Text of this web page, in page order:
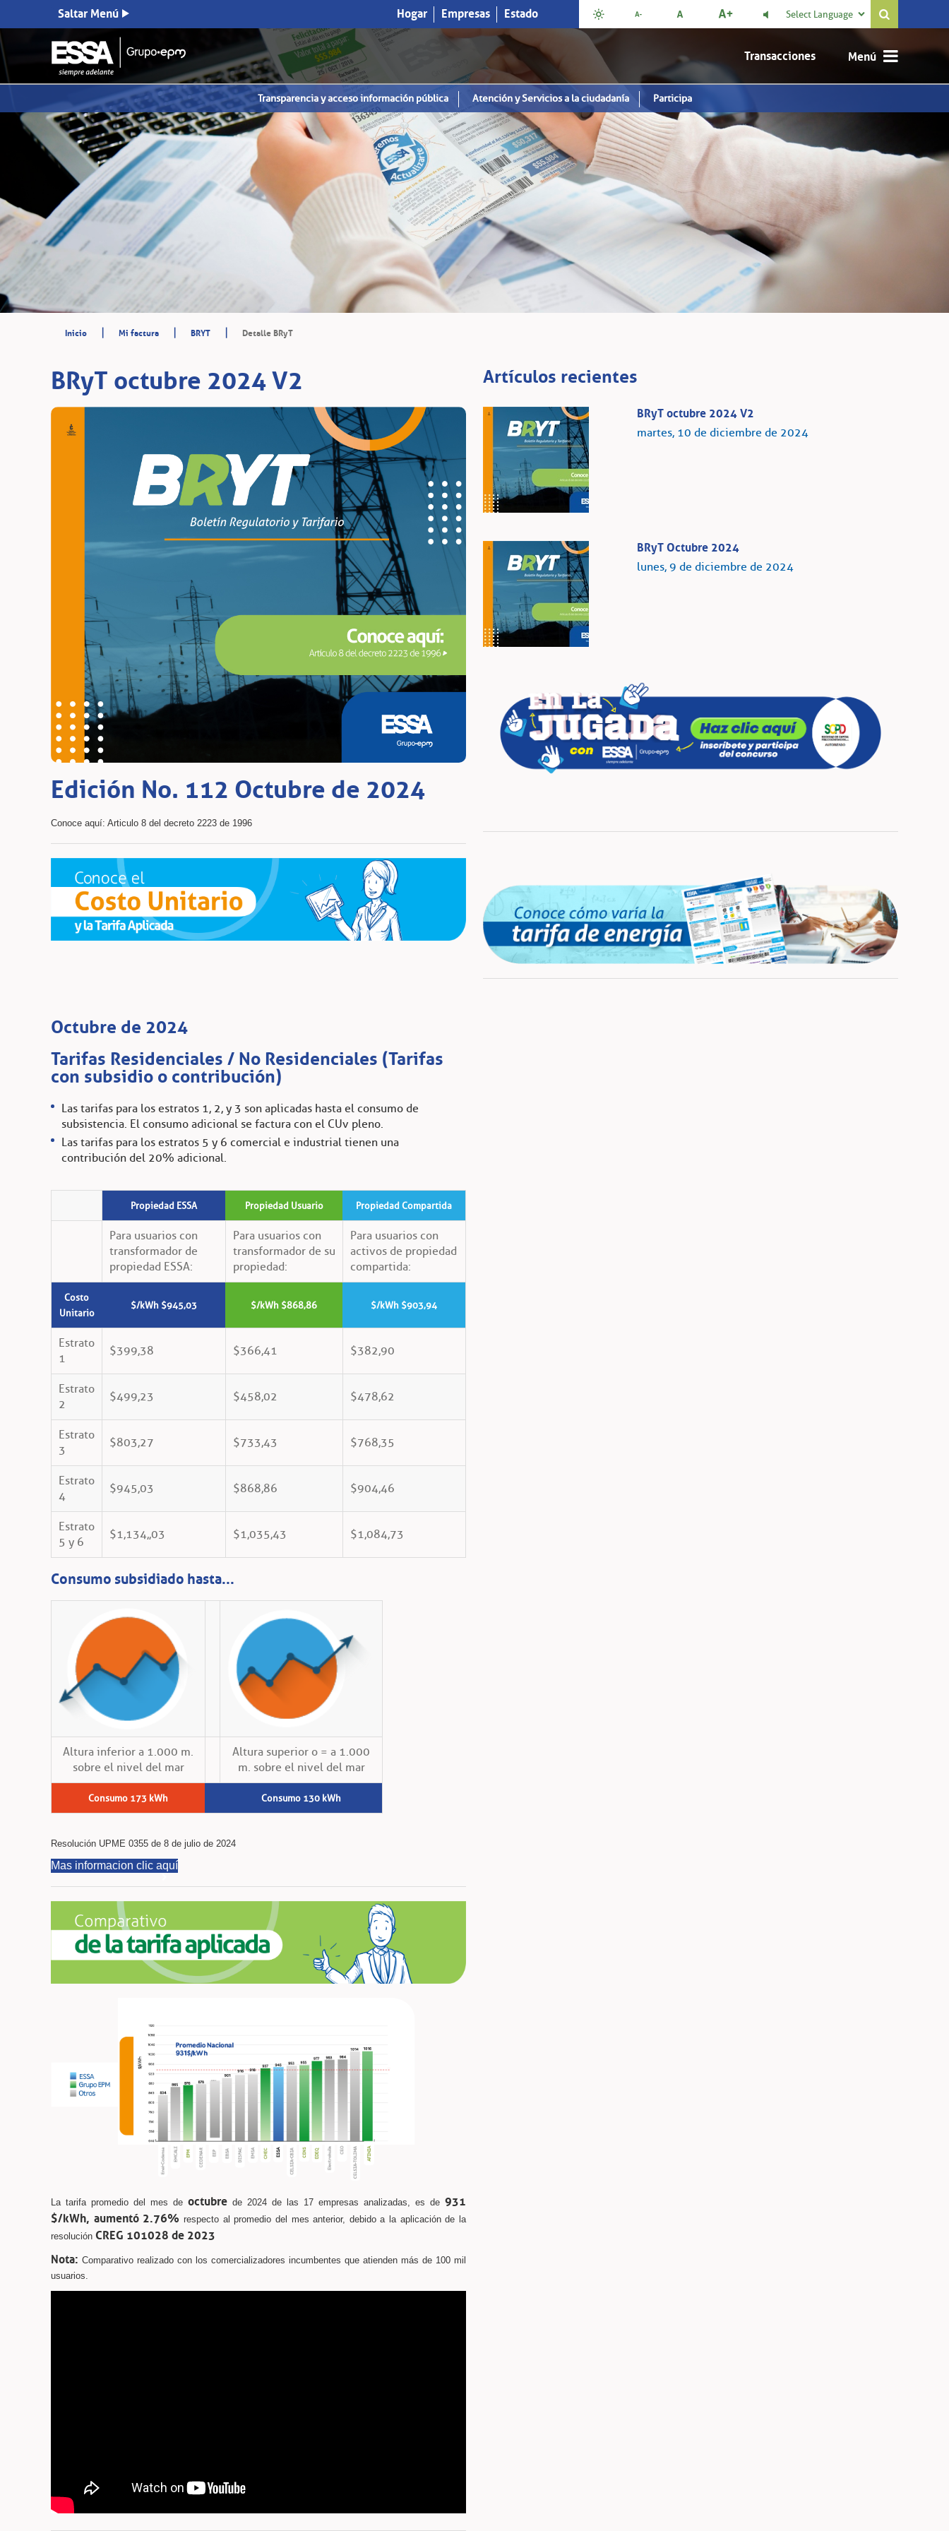
Saltar Menú Hogar Empresas Estado Select Language 
Transacciones
Transparencia y acceso información pública Atención y Servicios a la ciudadanía Participa
Inicio | Mi factura | BRYT | Detalle BRyT
BRyT octubre 2024 V2
Edición No. 112 Octubre de 2024
Conoce aquí: Articulo 8 del decreto 2223 de 1996
Octubre de 2024
Tarifas Residenciales / No Residenciales (Tarifas
con subsidio o contribución)
Las tarifas para los estratos 1, 2, y 3 son aplicadas hasta el consumo de
subsistencia. El consumo adicional se factura con el CUv pleno.
Las tarifas para los estratos 5 y 6 comercial e industrial tienen una
contribución del 20% adicional.
Propiedad ESSA Propiedad Usuario Propiedad Compartida
Para usuarios con
transformador de
propiedad ESSA:
Para usuarios con
transformador de su
propiedad:
Para usuarios con
activos de propiedad
compartida:
Costo
Unitario
$/kWh $945,03 $/kWh $868,86 $/kWh $903,94
Estrato
1
$399,38 $366,41 $382,90
Estrato
2
$499,23 $458,02 $478,62
Estrato
3
$803,27 $733,43 $768,35
Estrato
4
$945,03 $868,86 $904,46
Estrato
5 y 6
$1,134,,03 $1,035,43 $1,084,73
Consumo subsidiado hasta...
Altura inferior a 1.000 m.
sobre el nivel del mar
Altura superior o = a 1.000
m. sobre el nivel del mar
Consumo 173 kWh Consumo 130 kWh
Resolución UPME 0355 de 8 de julio de 2024
Mas informacion clic aquí
La tarifa promedio del mes de octubre de 2024 de las 17 empresas analizadas, es de 931
$/kWh, aumentó 2.76% respecto al promedio del mes anterior, debido a la aplicación de la
resolución CREG 101028 de 2023
Nota: Comparativo realizado con los comercializadores incumbentes que atienden más de 100 mil
usuarios.
Artículos recientes
BRyT octubre 2024 V2
martes, 10 de diciembre de 2024
BRyT Octubre 2024
lunes, 9 de diciembre de 2024